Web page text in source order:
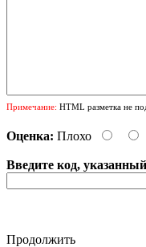
Примечание: HTML разметка не
Оценка: Плохо
Введите код,
Продолжить